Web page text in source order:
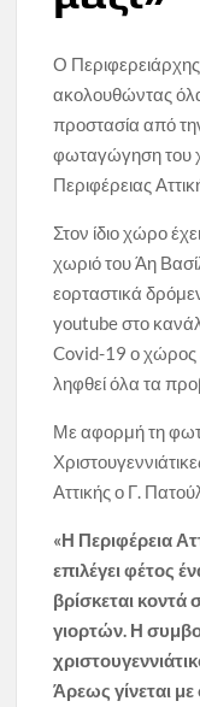
Ο
ακολουθώντας
προστασία από
φωταγώγηση του
Περιφέρειας
Στον ίδιο χώρο
χωριό του Άη
εορταστικά
youtube στο
Covid-19 ο χώρος
ληφθεί όλα τα
Με αφορμή τη
Αττικής ο Γ.
«Η Περιφέρεια
επιλέγει φέτος
βρίσκεται κοντά
γιορτών. Η
Άρεως γίνεται